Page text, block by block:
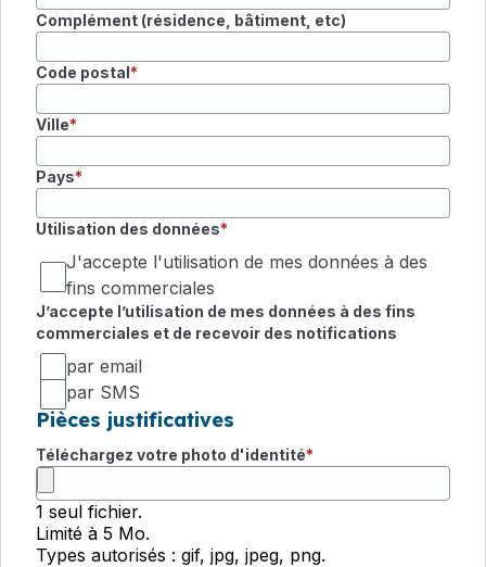
Complément (résidence, bâtiment, etc)
Code postal
Ville
Pays
Champ requis
Utilisation des données
J'accepte l'utilisation de mes données à des
fins commerciales
J’accepte l’utilisation de mes données à des fins
commerciales et de recevoir des notifications
par email
par SMS
Pièces justificatives
Téléchargez votre photo d'identité
1 seul fichier.
Limité à 5 Mo.
Types autorisés : gif, jpg, jpeg, png.